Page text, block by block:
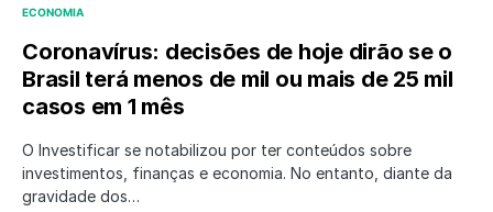
ECONOMIA
Coronavírus: decisões de hoje dirão se o
Brasil terá menos de mil ou mais de 25 mil
casos em 1 mês
O Investificar se notabilizou por ter conteúdos sobre
investimentos, finanças e economia. No entanto, diante da
gravidade dos…